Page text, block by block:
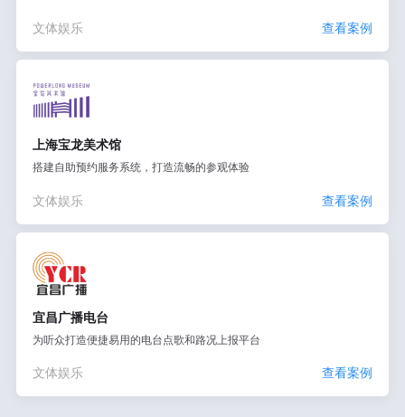
文体娱乐 查看案例
上海宝龙美术馆
搭建自助预约服务系统，打造流畅的参观体验
文体娱乐 查看案例
宜昌广播电台
为听众打造便捷易用的电台点歌和路况上报平台
文体娱乐 查看案例